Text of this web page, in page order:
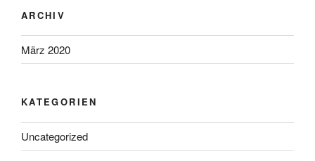
ARCHIV
März 2020
KATEGORIEN
Uncategorized